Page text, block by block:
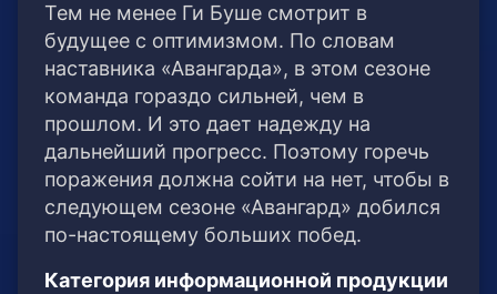
Тем не менее Ги Буше смотрит в
будущее с оптимизмом. По словам
наставника «Авангарда», в этом сезоне
команда гораздо сильней, чем в
прошлом. И это дает надежду на
дальнейший прогресс. Поэтому горечь
поражения должна сойти на нет, чтобы в
следующем сезоне «Авангард» добился
по-настоящему больших побед.
Категория информационной продукции